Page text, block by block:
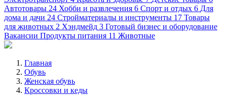
Автотовары 24 Хобби и развлечения 6 Спорт и отдых 6 Для
дома и дачи 24 Стройматериалы и инструменты 17 Товары
для животных 2 Хэндмейд 3 Готовый бизнес и оборудование
Вакансии Продукты питания 11 Животные
Главная
Обувь
Женская обувь
Кроссовки и кеды